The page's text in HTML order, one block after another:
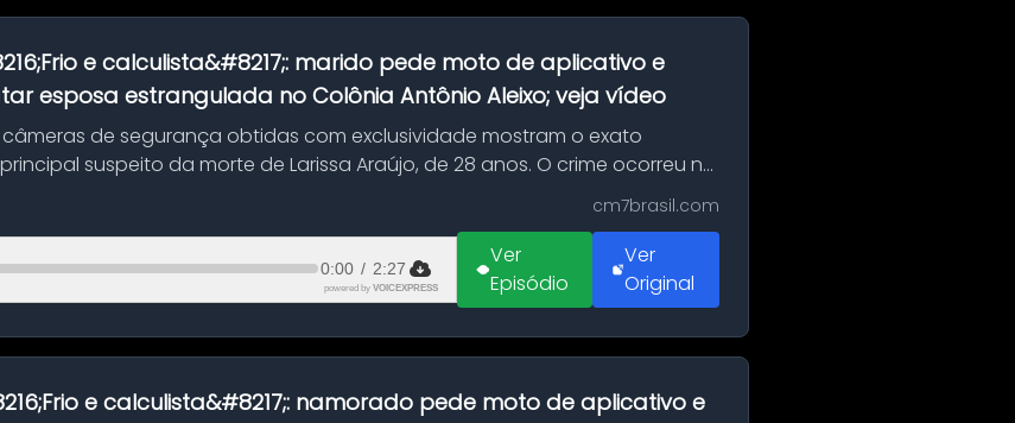
e calculista&#8217;: marido pede moto de aplicativo e
esposa estrangulada no Colônia Antônio Aleixo; veja vídeo
de segurança obtidas com exclusividade mostram o exato
suspeito da morte de Larissa Araújo, de 28 anos. O crime ocorreu na
cm7brasil.com
0:00 / 2:27
powered by VOICEXPRESS
Ver
Episódio
Ver
Original
e calculista&#8217;: namorado pede moto de aplicativo e